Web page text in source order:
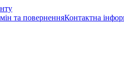
та поверненняКонтактна